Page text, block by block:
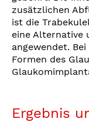
zusätzlichen
ist die
eine Alternative
angewendet.
Formen des
Ergebnis